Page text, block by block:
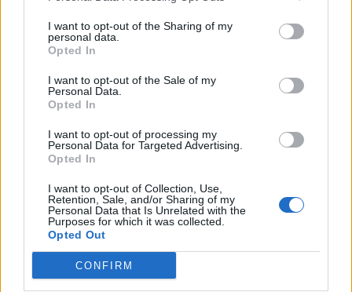
I want to opt-out of the Sharing of my
personal data.
Opted In
I want to opt-out of the Sale of my
Personal Data.
Opted In
I want to opt-out of processing my
Personal Data for Targeted Advertising.
Opted In
I want to opt-out of Collection, Use,
Retention, Sale, and/or Sharing of my
Personal Data that Is Unrelated with the
Purposes for which it was collected.
Opted Out
CONFIRM
Az ideális páratartalom
Az emberek számára ideális relatív páratartalom 40-60%.
Gyermekeknél (pl. gyerekszobában) 60-70% az optimális. A levegő
páratartalma hatással van az emberi hőérzetre. Melegebbnek a
magas páratartalmú levegőt érezzük, míg hűvösebbnek az
alacsonyabb páratartalommal bírót. Amennyiben a páratartalom